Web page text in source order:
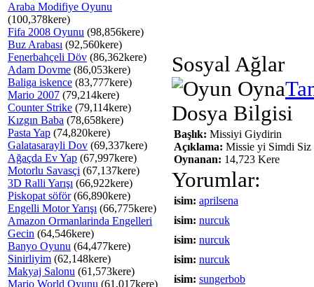
Araba Modifiye Oyunu
(100,378kere)
Fifa 2008 Oyunu (98,856kere)
Buz Arabası (92,560kere)
Fenerbahçeli Döv (86,362kere)
Adam Dovme (86,053kere)
Baliga iskence (83,777kere)
Mario 2007 (79,214kere)
Counter Strike (79,114kere)
Kızgın Baba (78,658kere)
Pasta Yap (74,820kere)
Galatasarayli Dov (69,337kere)
Ağaçda Ev Yap (67,997kere)
Motorlu Savasçi (67,137kere)
3D Ralli Yarışı (66,922kere)
Piskopat söför(66,890kere)
Engelli Motor Yarışı (66,775kere)
Amazon Ormanlarinda Engelleri
Gecin (64,546kere)
Banyo Oyunu (64,477kere)
Sinirliyim (62,148kere)
Makyaj Salonu (61,573kere)
Mario World Oyunu (61,017kere)
Sosyal Ağlar
Dosya Bilgisi
Başlık: Missiyi Giydirin
Açıklama: Missie yi Simdi
Oynanan: 14,723 Kere
Yorumlar:
isim: aprilsena
isim: nurcuk
isim: nurcuk
isim: nurcuk
isim: sungerbob